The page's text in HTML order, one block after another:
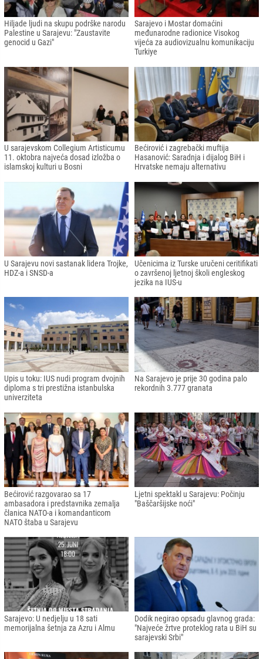
Hiljade ljudi na skupu podrške narodu
Palestine u Sarajevu: "Zaustavite
genocid u Gazi"
Sarajevo i Mostar domaćini
međunarodne radionice Visokog
vijeća za audiovizualnu komunikaciju
Turkiye
U sarajevskom Collegium Artisticumu
11. oktobra najveća dosad izložba o
islamskoj kulturi u Bosni
Bećirović i zagrebački muftija
Hasanović: Saradnja i dijalog BiH i
Hrvatske nemaju alternativu
U Sarajevu novi sastanak lidera Trojke,
HDZ-a i SNSD-a
Učenicima iz Turske uručeni ceritifikati
o završenoj ljetnoj školi engleskog
jezika na IUS-u
Upis u toku: IUS nudi program dvojnih
diploma s tri prestižna istanbulska
univerziteta
Na Sarajevo je prije 30 godina palo
rekordnih 3.777 granata
Bećirović razgovarao sa 17
ambasadora i predstavnika zemalja
članica NATO-a i komandanticom
NATO štaba u Sarajevu
Ljetni spektakl u Sarajevu: Počinju
"Baščaršijske noći"
Sarajevo: U nedjelju u 18 sati
memorijalna šetnja za Azru i Almu
Dodik negirao opsadu glavnog grada:
"Najveće žrtve proteklog rata u BiH su
sarajevski Srbi"